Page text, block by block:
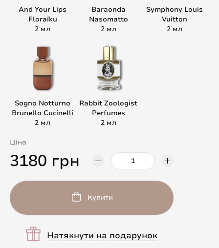
And Your Lips
Floraïku
2 мл
Baraonda
Nasomatto
2 мл
Symphony Louis
Vuitton
2 мл
Sogno Notturno
Brunello Cucinelli
2 мл
Rabbit Zoologist
Perfumes
2 мл
Ціна
3180 грн
Купити
Натякнути на подарунок